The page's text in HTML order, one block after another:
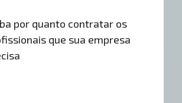
por quanto contratar os
que sua empresa